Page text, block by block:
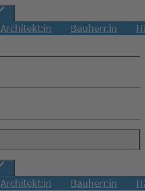
Architekt:in Bauherr:in
Architekt:in Bauherr:in